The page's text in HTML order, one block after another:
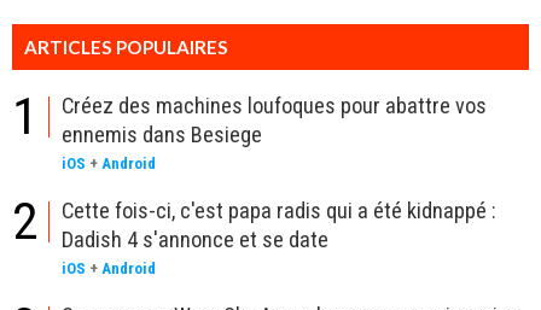
ARTICLES POPULAIRES
1
Créez des machines loufoques pour abattre vos
ennemis dans Besiege
iOS + Android
2
Cette fois-ci, c'est papa radis qui a été kidnappé :
Dadish 4 s'annonce et se date
iOS + Android